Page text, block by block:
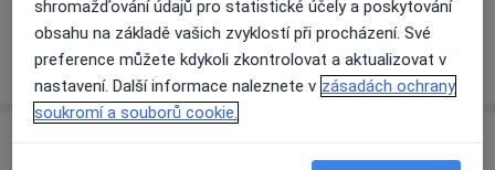
svých službách.
shromažďování údajů pro statistické účely a poskytování
obsahu na základě vašich zvyklostí při procházení. Své
preference můžete kdykoli zkontrolovat a aktualizovat v
nastavení. Další informace naleznete v zásadách ochrany
soukromí a souborů cookie.